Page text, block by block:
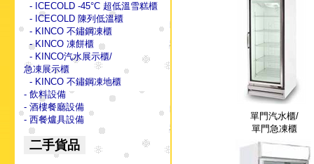
- ICECOLD -45°C 超低溫雪糕櫃
- ICECOLD 陳列低溫櫃
- KINCO 不鏽鋼凍櫃
- KINCO 凍餅櫃
- KINCO汽水展示櫃/
急凍展示櫃
- KINCO 不鏽鋼凍地櫃
- 飲料設備
- 酒樓餐廳設備
- 西餐爐具設備
二手貨品
單門汽水櫃/
單門急凍櫃